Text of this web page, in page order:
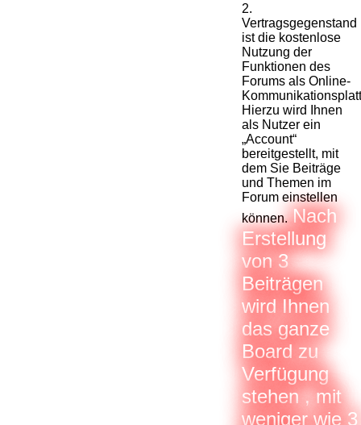
2.
Vertragsgegenstand
ist die kostenlose
Nutzung der
Funktionen des
Forums als Online-
Hierzu wird Ihnen
als Nutzer ein
„Account“
bereitgestellt, mit
dem Sie Beiträge
und Themen im
Forum einstellen
können. Nach
Erstellung
von 3
Beiträgen
wird Ihnen
das ganze
Board zu
Verfügung
stehen , mit
weniger wie 3